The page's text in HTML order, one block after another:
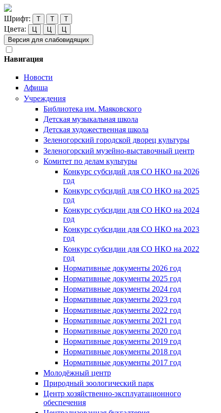
Шрифт: Т Т Т
Цвета: Ц Ц
Ц
Версия для слабовидящих
Навигация
Новости
Афиша
Учреждения
Библиотека им. Маяковского
Детская музыкальная школа
Детская художественная школа
Зеленогорский городской дворец культуры
Зеленогорский музейно-выставочный центр
Комитет по делам культуры
Конкурс субсидий для СО НКО на 2026
год
Конкурс субсидий для СО НКО на 2025
год
Конкурс субсидии для СО НКО на 2024
год
Конкурс субсидии для СО НКО на 2023
год
Конкурс субсидии для СО НКО на 2022
год
Нормативные документы 2026 год
Нормативные документы 2025 год
Нормативные документы 2024 год
Нормативные документы 2023 год
Нормативные документы 2022 год
Нормативные документы 2021 год
Нормативные документы 2020 год
Нормативные документы 2019 год
Нормативные документы 2018 год
Нормативные документы 2017 год
Молодёжный центр
Природный зоологический парк
Центр хозяйственно-эксплуатационного
обеспечения